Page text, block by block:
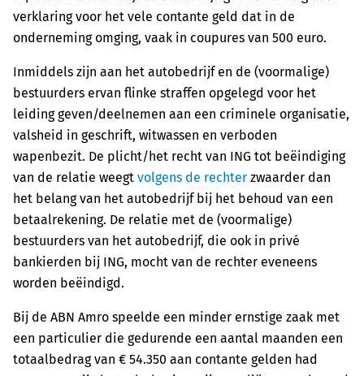
verklaring voor het vele contante geld dat in de
onderneming omging, vaak in coupures van 500 euro.
Inmiddels zijn aan het autobedrijf en de (voormalige)
bestuurders ervan flinke straffen opgelegd voor het
leiding geven/deelnemen aan een criminele organisatie,
valsheid in geschrift, witwassen en verboden
wapenbezit. De plicht/het recht van ING tot beëindiging
van de relatie weegt volgens de rechter zwaarder dan
het belang van het autobedrijf bij het behoud van een
betaalrekening. De relatie met de (voormalige)
bestuurders van het autobedrijf, die ook in privé
bankierden bij ING, mocht van de rechter eveneens
worden beëindigd.
Bij de ABN Amro speelde een minder ernstige zaak met
een particulier die gedurende een aantal maanden een
totaalbedrag van € 54.350 aan contante gelden had